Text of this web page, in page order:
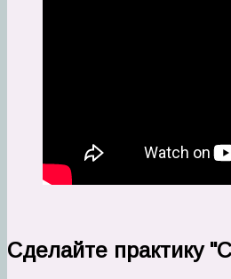
Сделайте практику